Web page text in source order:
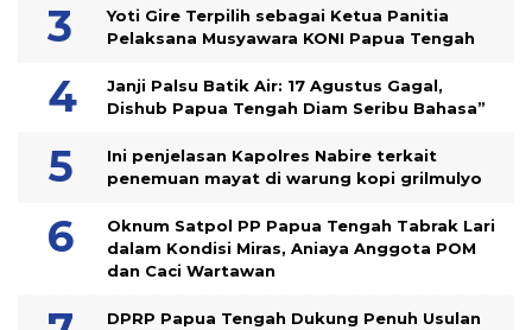
Yoti Gire Terpilih sebagai Ketua Panitia
Pelaksana Musyawara KONI Papua Tengah
Janji Palsu Batik Air: 17 Agustus Gagal,
Dishub Papua Tengah Diam Seribu Bahasa”
Ini penjelasan Kapolres Nabire terkait
penemuan mayat di warung kopi grilmulyo
Oknum Satpol PP Papua Tengah Tabrak Lari
dalam Kondisi Miras, Aniaya Anggota POM
dan Caci Wartawan
DPRP Papua Tengah Dukung Penuh Usulan